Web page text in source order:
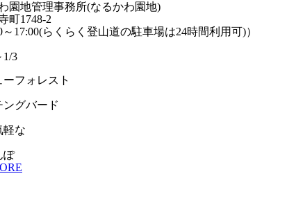
園地管理事務所(なるかわ園地)
町1748-2
～17:00(らくらく登山道の駐車場は24時間利用可)）
1/3
フォレスト
バード
軽な
ぽ